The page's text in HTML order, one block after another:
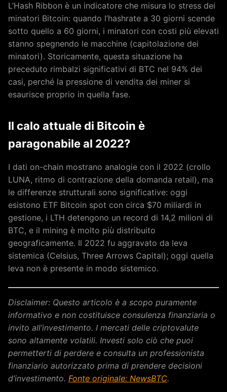
L’Hash Ribbon è un indicatore che misura lo stress dei
minatori Bitcoin: quando l’hashrate a 30 giorni scende
sotto quello a 60 giorni, i minatori con costi più elevati
stanno spegnendo le macchine (capitolazione dei
minatori). Storicamente, questa situazione ha
preceduto rimbalzi significativi di BTC nel 94% dei
casi, perché la pressione di vendita dei miner si
esaurisce proprio in quella fase.
Il calo attuale di Bitcoin è
paragonabile al 2022?
I dati on-chain mostrano analogie con il 2022 (crollo
LUNA, ritmo di contrazione della domanda retail), ma
le differenze strutturali sono significative: oggi
esistono ETF Bitcoin spot con circa $70 miliardi in
gestione, i LTH detengono un record di 14,2 milioni di
BTC, e il mining è molto più distribuito
geograficamente. Il 2022 fu aggravato da leva
sistemica (Celsius, Three Arrows Capital); oggi quella
leva non è presente in modo sistemico.
Disclaimer: Questo articolo è a scopo puramente
informativo e non costituisce consulenza finanziaria o
invito all’investimento. I mercati delle criptovalute
sono altamente volatili. Investi solo ciò che puoi
permetterti di perdere e consulta un professionista
finanziario autorizzato prima di prendere decisioni
d’investimento. Fonte originale: NewsBTC.